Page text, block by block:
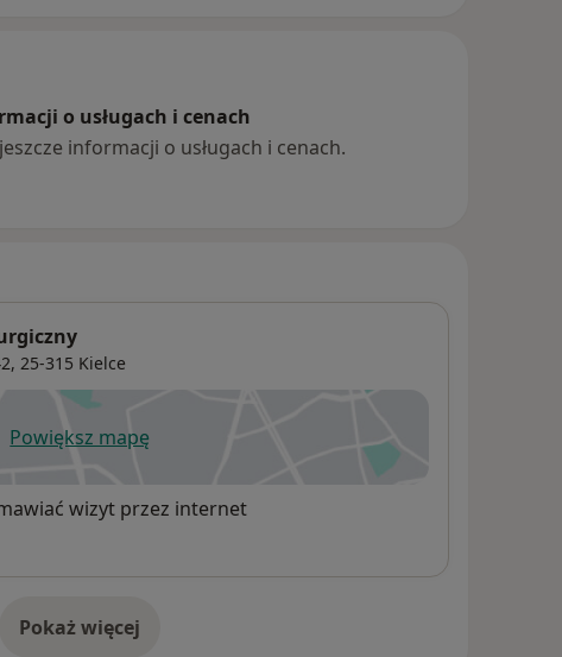
o usługach i cenach
informacji o usługach i cenach.
25-315 Kielce
Powiększ mapęotwiera się w nowej karcie
wizyt przez internet
Pokaż więcej
o adresie